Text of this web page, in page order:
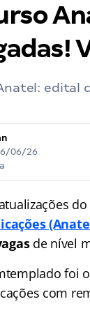
edital
06/26
do
de nível
foi
com